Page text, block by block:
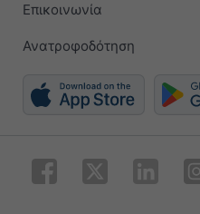
Επικοινωνία
Ανατροφοδότηση